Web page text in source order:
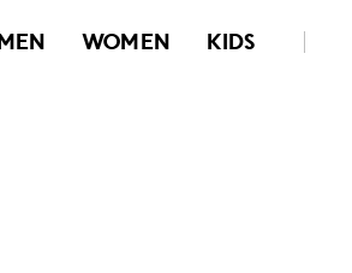
MEN WOMEN KIDS